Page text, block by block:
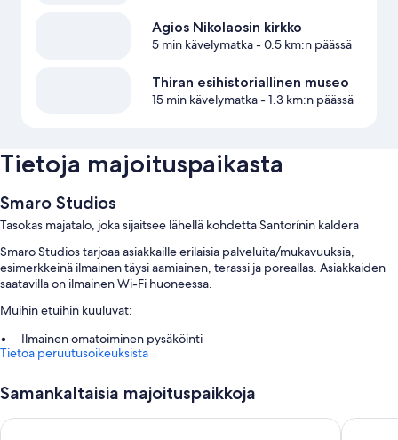
Agios Nikolaosin kirkko
5 min kävelymatka- 0.5 km:n päässä
Thiran esihistoriallinen museo
15 min kävelymatka- 1.3 km:n päässä
Tietoja majoituspaikasta
Smaro Studios
Tasokas majatalo, joka sijaitsee lähellä kohdetta Santorínin kaldera
Smaro Studios tarjoaa asiakkaille erilaisia palveluita/mukavuuksia,
esimerkkeinä ilmainen täysi aamiainen, terassi ja poreallas. Asiakkaiden
saatavilla on ilmainen Wi-Fi huoneessa.
Muihin etuihin kuuluvat:
Ilmainen omatoiminen pysäköinti
Edestakaiset lentokenttäkuljetukset (lisämaksusta), hääpalvelut ja
Kiertoajelu-/lippupalvelu, tallelokero vastaanotossa ja
matkatavarasäilytys
Tietoa peruutusoikeuksista
Samankaltaisia majoituspaikkoja
Ira Hotel & Spa - Adults Only Hill